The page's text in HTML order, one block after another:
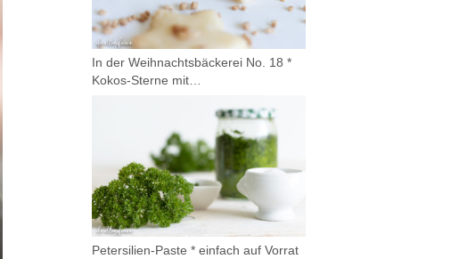
In der Weihnachtsbäckerei No. 18 *
Kokos-Sterne mit…
Petersilien-Paste * einfach auf Vorrat